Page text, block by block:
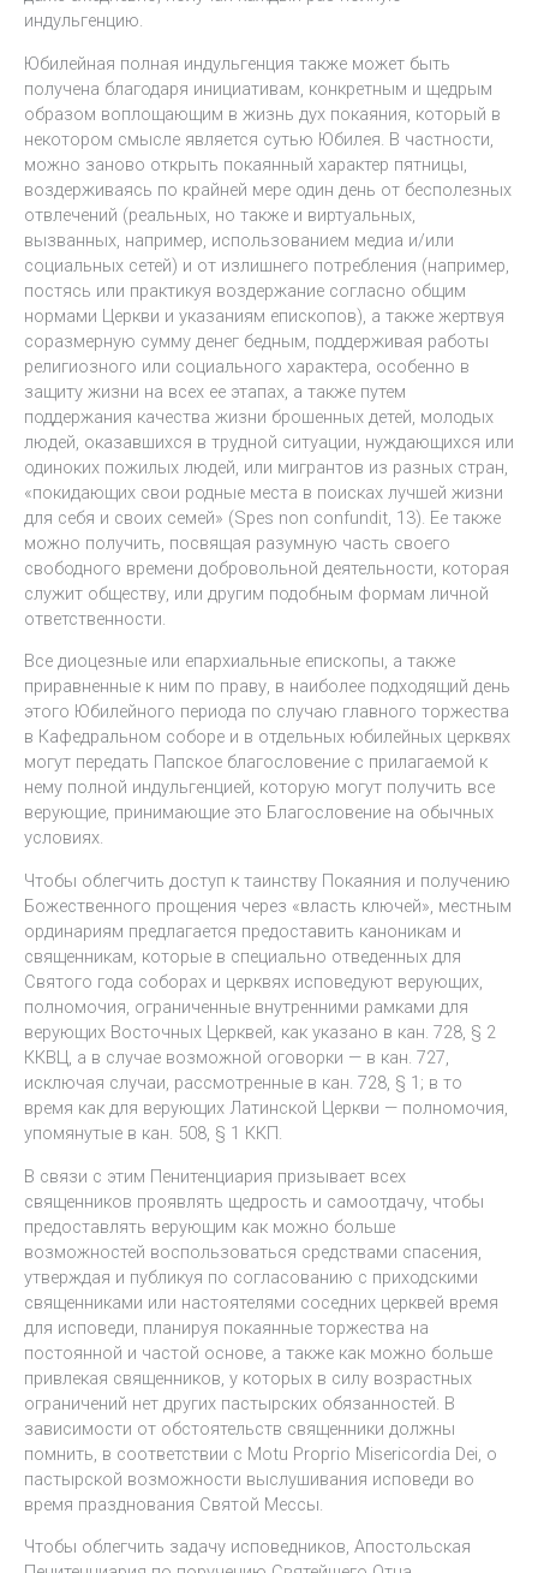
индульгенцию.
Юбилейная полная индульгенция также может быть
получена благодаря инициативам, конкретным и щедрым
образом воплощающим в жизнь дух покаяния, который в
некотором смысле является сутью Юбилея. В частности,
можно заново открыть покаянный характер пятницы,
воздерживаясь по крайней мере один день от бесполезных
отвлечений (реальных, но также и виртуальных,
вызванных, например, использованием медиа и/или
социальных сетей) и от излишнего потребления (например,
постясь или практикуя воздержание согласно общим
нормами Церкви и указаниям епископов), а также жертвуя
соразмерную сумму денег бедным, поддерживая работы
религиозного или социального характера, особенно в
защиту жизни на всех ее этапах, а также путем
поддержания качества жизни брошенных детей, молодых
людей, оказавшихся в трудной ситуации, нуждающихся или
одиноких пожилых людей, или мигрантов из разных стран,
«покидающих свои родные места в поисках лучшей жизни
для себя и своих семей» (Spes non confundit, 13). Ее также
можно получить, посвящая разумную часть своего
свободного времени добровольной деятельности, которая
служит обществу, или другим подобным формам личной
ответственности.
Все диоцезные или епархиальные епископы, а также
приравненные к ним по праву, в наиболее подходящий день
этого Юбилейного периода по случаю главного торжества
в Кафедральном соборе и в отдельных юбилейных церквях
могут передать Папское благословение с прилагаемой к
нему полной индульгенцией, которую могут получить все
верующие, принимающие это Благословение на обычных
условиях.
Чтобы облегчить доступ к таинству Покаяния и получению
Божественного прощения через «власть ключей», местным
ординариям предлагается предоставить каноникам и
священникам, которые в специально отведенных для
Святого года соборах и церквях исповедуют верующих,
полномочия, ограниченные внутренними рамками для
верующих Восточных Церквей, как указано в кан. 728, § 2
ККВЦ, а в случае возможной оговорки — в кан. 727,
исключая случаи, рассмотренные в кан. 728, § 1; в то
время как для верующих Латинской Церкви — полномочия,
упомянутые в кан. 508, § 1 ККП.
В связи с этим Пенитенциария призывает всех
священников проявлять щедрость и самоотдачу, чтобы
предоставлять верующим как можно больше
возможностей воспользоваться средствами спасения,
утверждая и публикуя по согласованию с приходскими
священниками или настоятелями соседних церквей время
для исповеди, планируя покаянные торжества на
постоянной и частой основе, а также как можно больше
привлекая священников, у которых в силу возрастных
ограничений нет других пастырских обязанностей. В
зависимости от обстоятельств священники должны
помнить, в соответствии с Motu Proprio Misericordia Dei, о
пастырской возможности выслушивания исповеди во
время празднования Святой Мессы.
Чтобы облегчить задачу исповедников, Апостольская